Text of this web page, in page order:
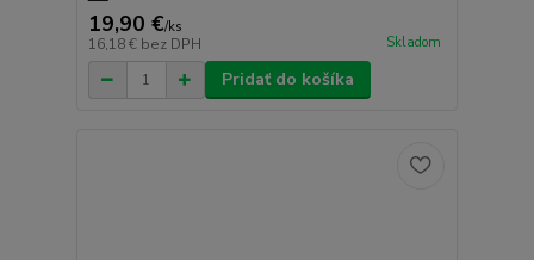
19,90 €/ks
16,18 € bez DPH Skladom
Pridať do košíka